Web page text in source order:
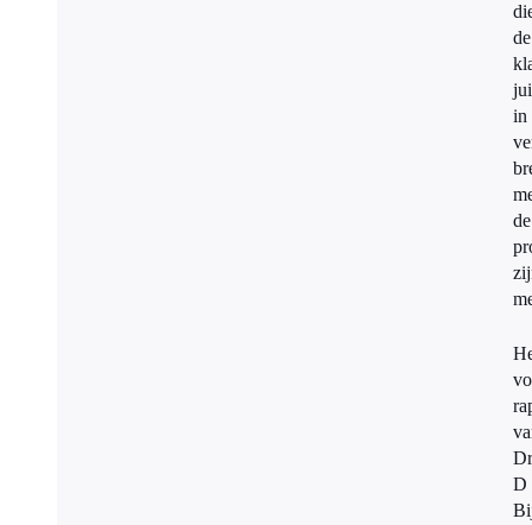
de
in
de
D